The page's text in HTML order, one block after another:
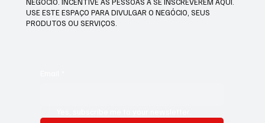
USE ESTE ESPAÇO PARA DIVULGAR O NEGÓCIO, SEUS
PRODUTOS OU SERVIÇOS.